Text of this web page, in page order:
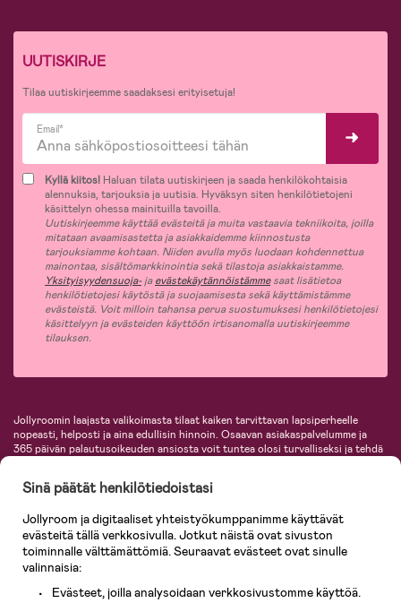
UUTISKIRJE
Tilaa uutiskirjeemme saadaksesi erityisetuja!
Email*
Kyllä kiitos! Haluan tilata uutiskirjeen ja saada henkilökohtaisia
alennuksia, tarjouksia ja uutisia. Hyväksyn siten henkilötietojeni
käsittelyn ohessa mainituilla tavoilla.
Uutiskirjeemme käyttää evästeitä ja muita vastaavia tekniikoita, joilla
mitataan avaamisastetta ja asiakkaidemme kiinnostusta
tarjouksiamme kohtaan. Niiden avulla myös luodaan kohdennettua
mainontaa, sisältömarkkinointia sekä tilastoja asiakkaistamme.
Yksityisyydensuoja-jaevästekäytännöistämmesaat lisätietoa
henkilötietojesi käytöstä ja suojaamisesta sekä käyttämistämme
evästeistä. Voit milloin tahansa perua suostumuksesi henkilötietojesi
käsittelyyn ja evästeiden käyttöön irtisanomalla uutiskirjeemme
tilauksen.
Jollyroomin laajasta valikoimasta tilaat kaiken tarvittavan lapsiperheelle
nopeasti, helposti ja aina edullisin hinnoin. Osaavan asiakaspalvelumme ja
365 päivän palautusoikeuden ansiosta voit tuntea olosi turvalliseksi ja tehdä
vaatteet vauvoille ja lapsille, inspiroivia sisustustuotteita lastenhuoneeseen,
lastentarvikkeita sekä paljon muuta. Meiltä löydät lukuisia tunnettuja
KidKraft, Ergobaby, Philips Avent, Neonate, Cybex, LEGO ja monia muita!
Tervetuloa shoppailemaan Pohjoismaiden suurimpaan lastentarvikkeiden
verkkokauppaan!
Sinä päätät henkilötiedoistasi
Jollyroom ja digitaaliset yhteistyökumppanimme käyttävät
evästeitä tällä verkkosivulla. Jotkut näistä ovat sivuston
toiminnalle välttämättömiä. Seuraavat evästeet ovat sinulle
valinnaisia:
Evästeet, joilla analysoidaan verkkosivustomme käyttöä.